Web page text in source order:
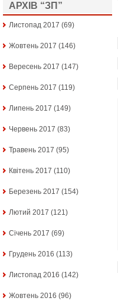
АРХІВ “ЗП”
Листопад 2017 (69)
Жовтень 2017 (146)
Вересень 2017 (147)
Серпень 2017 (119)
Липень 2017 (149)
Червень 2017 (83)
Травень 2017 (95)
Квітень 2017 (110)
Березень 2017 (154)
Лютий 2017 (121)
Січень 2017 (69)
Грудень 2016 (113)
Листопад 2016 (142)
Жовтень 2016 (96)